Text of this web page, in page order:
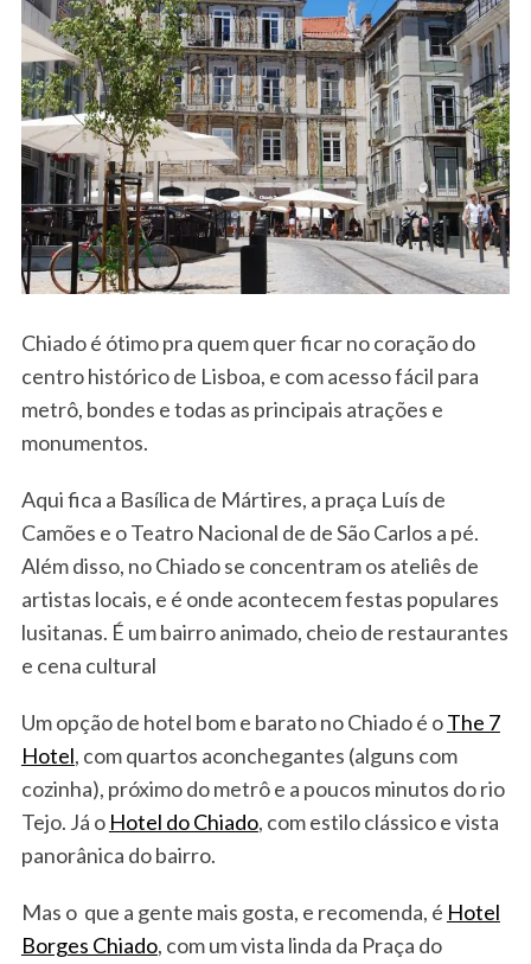
Chiado é ótimo pra quem quer ficar no coração do
centro histórico de Lisboa, e com acesso fácil para
metrô, bondes e todas as principais atrações e
monumentos.
Aqui fica a Basílica de Mártires, a praça Luís de
Camões e o Teatro Nacional de de São Carlos a pé.
Além disso, no Chiado se concentram os ateliês de
artistas locais, e é onde acontecem festas populares
lusitanas. É um bairro animado, cheio de restaurantes
e cena cultural
Um opção de hotel bom e barato no Chiado é oThe 7
Hotel, com quartos aconchegantes (alguns com
cozinha), próximo do metrô e a poucos minutos do rio
Tejo. Já o Hotel do Chiado, com estilo clássico e vista
panorânica do bairro.
Mas o que a gente mais gosta, e recomenda, é Hotel
Borges Chiado, com um vista linda da Praça do